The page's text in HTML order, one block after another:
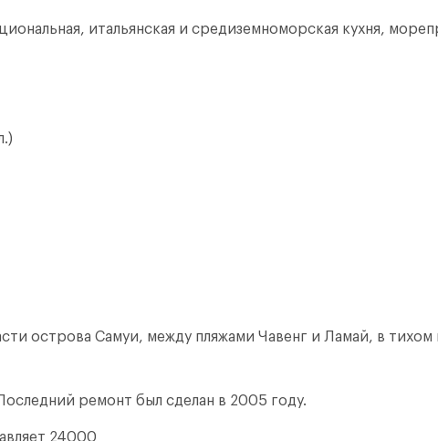
итальянская и средиземноморская кухня,
острова Самуи, между пляжами Чавенг и Ламай, в тихом
ремонт был сделан в 2005 году.
24000